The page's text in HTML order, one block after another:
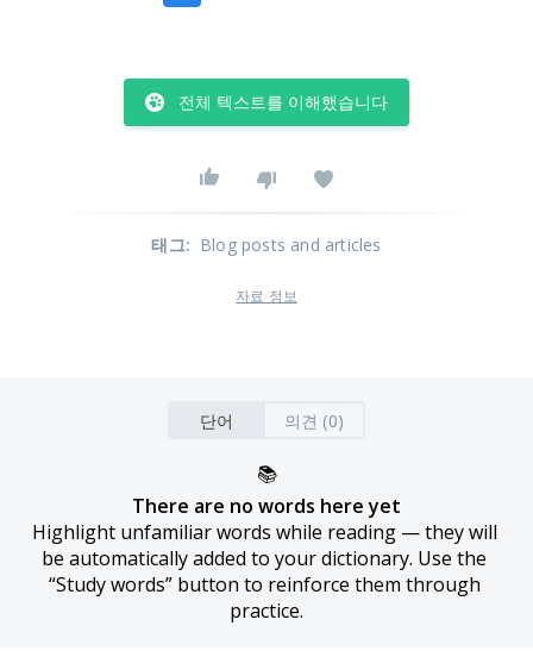
전체 텍스트를 이해했습니다
태그: Blog posts and articles
자료 정보
단어 의견 (0)
📚
There are no words here yet
Highlight unfamiliar words while reading — they will
be automatically added to your dictionary. Use the
“Study words” button to reinforce them through
practice.